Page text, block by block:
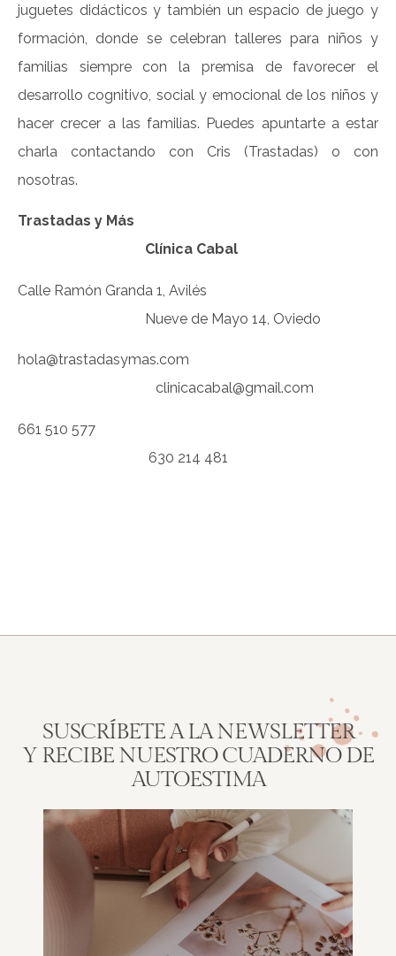
juguetes didácticos y también un espacio de juego y
formación, donde se celebran talleres para niños y
familias siempre con la premisa de favorecer el
desarrollo cognitivo, social y emocional de los niños y
hacer crecer a las familias. Puedes apuntarte a estar
charla contactando con Cris (Trastadas) o con
nosotras.
Trastadas y Más
Clínica Cabal
Calle Ramón Granda 1, Avilés
Nueve de Mayo 14, Oviedo
hola@trastadasymas.com
clinicacabal@gmail.com
661 510 577
630 214 481
SUSCRÍBETE A LA NEWSLETTER
Y RECIBE NUESTRO CUADERNO DE
AUTOESTIMA